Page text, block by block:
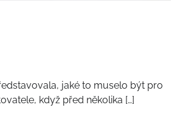
jaké to muselo být pro
když před několika […]